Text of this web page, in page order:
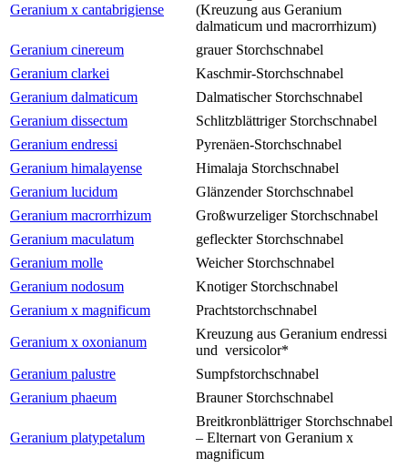
Geranium x cantabrigiense
(Kreuzung aus Geranium
dalmaticum und macrorrhizum)
Geranium cinereum
grauer Storchschnabel
Geranium clarkei
Kaschmir-Storchschnabel
Geranium dalmaticum
Dalmatischer Storchschnabel
Geranium dissectum
Schlitzblättriger Storchschnabel
Geranium endressi
Pyrenäen-Storchschnabel
Geranium himalayense
Himalaja Storchschnabel
Geranium lucidum
Glänzender Storchschnabel
Geranium macrorrhizum
Großwurzeliger Storchschnabel
Geranium maculatum
gefleckter Storchschnabel
Geranium molle
Weicher Storchschnabel
Geranium nodosum
Knotiger Storchschnabel
Geranium x magnificum
Prachtstorchschnabel
Geranium x oxonianum
Kreuzung aus Geranium endressi
und versicolor*
Geranium palustre
Sumpfstorchschnabel
Geranium phaeum
Brauner Storchschnabel
Geranium platypetalum
Breitkronblättriger Storchschnabel
– Elternart von Geranium x
magnificum